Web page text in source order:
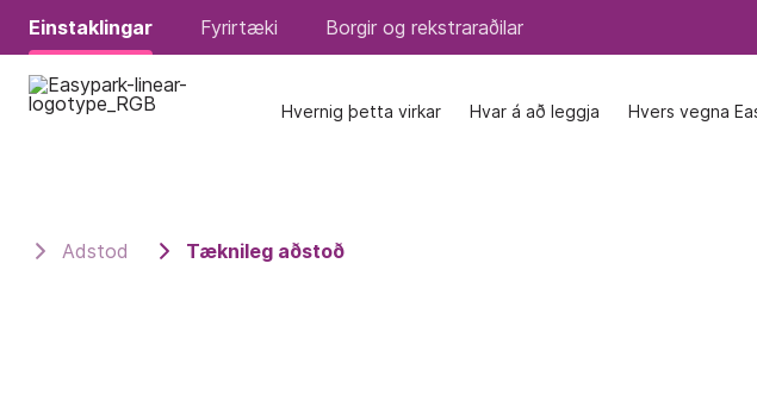
Einstaklingar Fyrirtæki Borgir og rekstraraðilar
Hvernig þetta virkar Hvar á að leggja Hvers vegna
Einstaklingar Fyrirtæki Borgir og rekstraraðilar
Hvernig þetta virkar Hvar á að leggja Hvers vegna
Adstod Tæknileg aðstoð